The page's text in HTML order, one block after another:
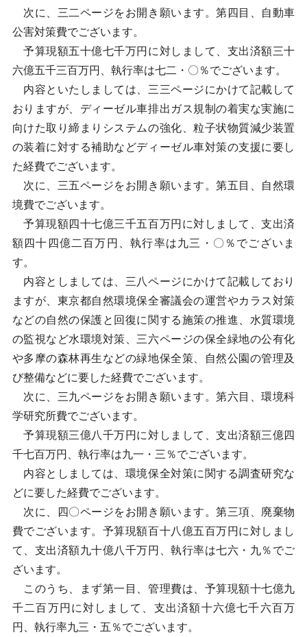
次に、三二ページをお開き願います。第四目、自動車
公害対策費でございます。
予算現額五十億七千万円に対しまして、支出済額三十
六億五千三百万円、執行率は七二・〇％でございます。
内容といたしましては、三三ページにかけて記載して
おりますが、ディーゼル車排出ガス規制の着実な実施に
向けた取り締まりシステムの強化、粒子状物質減少装置
の装着に対する補助などディーゼル車対策の支援に要し
た経費でございます。
次に、三五ページをお開き願います。第五目、自然環
境費でございます。
予算現額四十七億三千五百万円に対しまして、支出済
額四十四億二百万円、執行率は九三・〇％でございま
す。
内容としましては、三八ページにかけて記載しており
ますが、東京都自然環境保全審議会の運営やカラス対策
などの自然の保護と回復に関する施策の推進、水質環境
の監視など水環境対策、三六ページの保全緑地の公有化
や多摩の森林再生などの緑地保全策、自然公園の管理及
び整備などに要した経費でございます。
次に、三九ページをお開き願います。第六目、環境科
学研究所費でございます。
予算現額三億八千万円に対しまして、支出済額三億四
千七百万円、執行率は九一・三％でございます。
内容としましては、環境保全対策に関する調査研究な
どに要した経費でございます。
次に、四〇ページをお開き願います。第三項、廃棄物
費でございます。予算現額百十八億五百万円に対しまし
て、支出済額九十億八千万円、執行率は七六・九％でご
ざいます。
このうち、まず第一目、管理費は、予算現額十七億九
千二百万円に対しまして、支出済額十六億七千六百万
円、執行率九三・五％でございます。